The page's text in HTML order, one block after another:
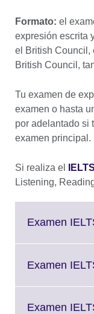
Formato: el
expresión escrita
el British Council,
British Council,
Tu examen de
examen o hasta
por adelantado si
examen principal.
Si realiza el
Listening,
Examen
Examen
Examen